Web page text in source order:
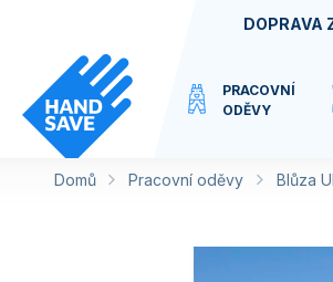
DOPRAVA
PRACOVNÍ
ODĚVY
VIRTUÁLNÍ
Domů Pracovní oděvy Blůza